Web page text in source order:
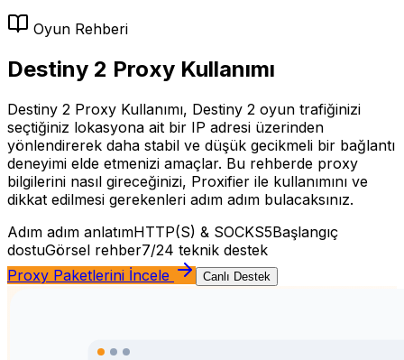
Oyun Rehberi
Destiny 2 Proxy Kullanımı
Destiny 2 Proxy Kullanımı, Destiny 2 oyun trafiğinizi
seçtiğiniz lokasyona ait bir IP adresi üzerinden
yönlendirerek daha stabil ve düşük gecikmeli bir bağlantı
deneyimi elde etmenizi amaçlar. Bu rehberde proxy
bilgilerini nasıl gireceğinizi, Proxifier ile kullanımını ve
dikkat edilmesi gerekenleri adım adım bulacaksınız.
Adım adım anlatımHTTP(S) & SOCKS5Başlangıç
dostuGörsel rehber7/24 teknik destek
Proxy Paketlerini İncele
Canlı Destek